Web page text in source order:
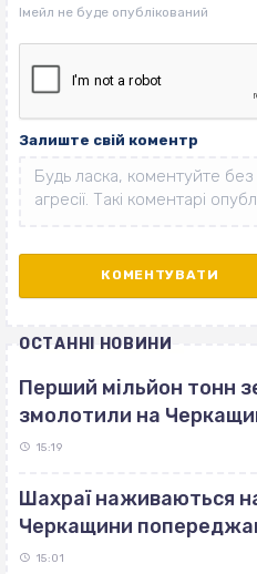
Залиште свій коментр
ОСТАННІ НОВИНИ
Перший мільйон тонн
змолотили на
15:19
Шахраї наживаються
Черкащини
15:01